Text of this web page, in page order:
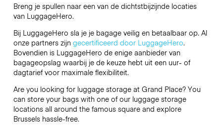
Breng je spullen naar een van de dichtstbijzijnde locaties
van LuggageHero.
Bij LuggageHero sla je je bagage veilig en betaalbaar op. Al
onze partners zijn gecertificeerd door LuggageHero.
Bovendien is LuggageHero de enige aanbieder van
bagageopslag waarbij je de keuze hebt uit een uur- of
dagtarief voor maximale flexibiliteit.
Are you looking for luggage storage at Grand Place? You
can store your bags with one of our luggage storage
locations all around the famous square and explore
Brussels hassle-free.